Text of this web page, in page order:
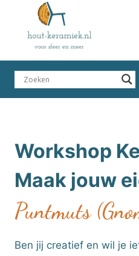
Doorgaan
inhoud
Workshop
Maak jouw
Puntmuts
Ben jij creatief en wil je